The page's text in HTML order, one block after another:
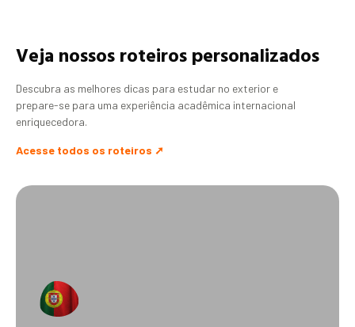
Veja nossos roteiros personalizados
Descubra as melhores dicas para estudar no exterior e
prepare-se para uma experiência acadêmica internacional
enriquecedora.
Acesse todos os roteiros ➚